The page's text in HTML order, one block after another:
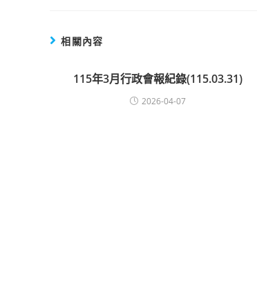
相關內容
115年3月行政會報紀錄(115.03.31)
2026-04-07